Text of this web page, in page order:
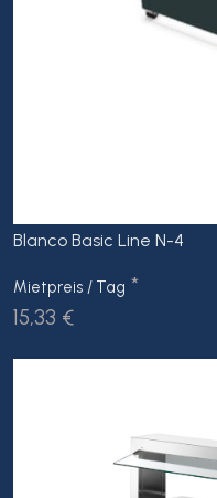
Blanco Basic Line N-4
Mietpreis / Tag *
15,33 €